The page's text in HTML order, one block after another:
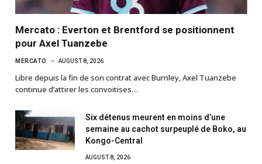
Mercato : Everton et Brentford se positionnent
pour Axel Tuanzebe
MERCATO AUGUST 8, 2026
Libre depuis la fin de son contrat avec Burnley, Axel Tuanzebe
continue d’attirer les convoitises…
Six détenus meurent en moins d’une
semaine au cachot surpeuplé de Boko, au
Kongo-Central
AUGUST 8, 2026